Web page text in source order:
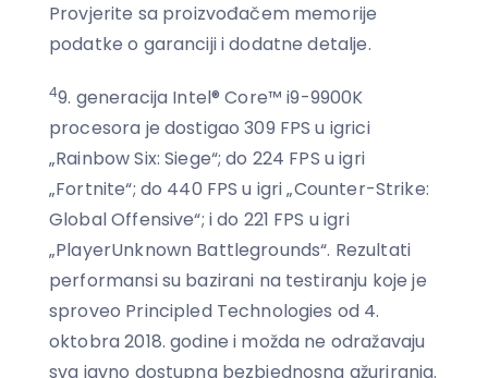
Provjerite sa proizvođačem memorije
podatke o garanciji i dodatne detalje.
49. generacija Intel® Core™ i9-9900K
procesora je dostigao 309 FPS u igrici
„Rainbow Six: Siege“; do 224 FPS u igri
„Fortnite“; do 440 FPS u igri „Counter-Strike:
Global Offensive“; i do 221 FPS u igri
„PlayerUnknown Battlegrounds“. Rezultati
performansi su bazirani na testiranju koje je
sproveo Principled Technologies od 4.
oktobra 2018. godine i možda ne odražavaju
sva javno dostupna bezbjednosna ažuriranja.